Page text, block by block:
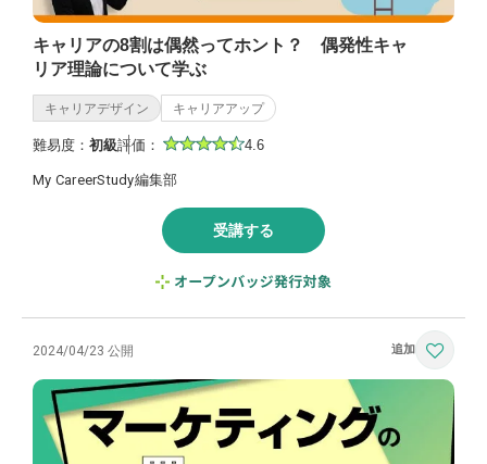
キャリアの8割は偶然ってホント？ 偶発性キャ
リア理論について学ぶ
キャリアデザイン キャリアアップ
難易度： 初級評価： 4.6
My CareerStudy編集部
受講する
2024/04/23 公開